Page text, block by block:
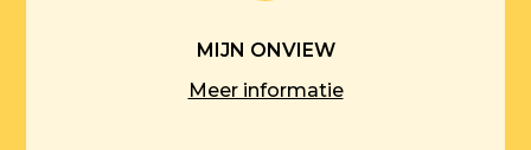
MIJN ONVIEW
Meer informatie